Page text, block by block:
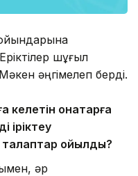
ойындарына
шұғыл
әңгімелеп берді.
келетін қонақтарға
ді іріктеу
қойылды?
әр